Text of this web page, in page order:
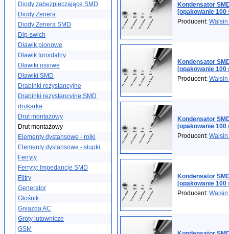
Diody zabezpieczające SMD
Diody Zenera
Diody Zenera SMD
Dip-swich
Dławik pionowe
Dławik toroidalny
Dławiki osiowe
Dławiki SMD
Drabinki rezystancyjne
Drabinki rezystancyjne SMD
drukarka
Drut montażowy
Drut montażowy
Elementy dystansowe - rolki
Elementy dystansowe - słupki
Ferryty
Ferryty; Impedancje SMD
Filtry
Generator
Głośnik
Gniazda AC
Groty lutownicze
GSM
Kondensator
[opakowanie 100
Producent: Walsin
Kondensator
[opakowanie 100
Producent: Walsin
Kondensator
[opakowanie 100
Producent: Walsin
Kondensator
[opakowanie 100
Producent: Walsin